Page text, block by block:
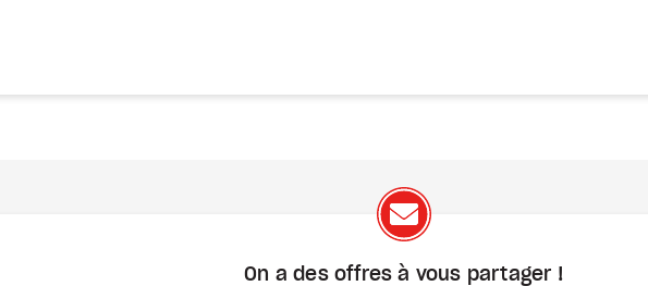
On a des offres à vous partager !